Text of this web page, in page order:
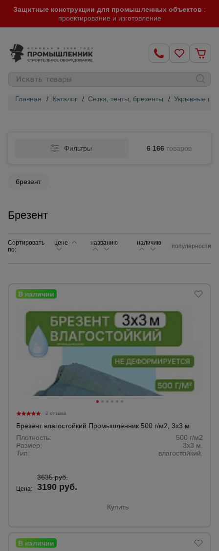
Защитные конструкции для промышленных объектов :
проектирование и изготовление
Главная / Каталог / Сетка, тенты, брезенты / Укрывные
Фильтры 6 166 товаров
брезент
Брезент
Сортировать
по:
цене названию наличию популярности
2 отзыва
Брезент влагостойкий Промышленник 500 г/м2, 3х3 м
Плотность:
500 г/м2
Размер:
3х3 м.
Тип:
влагостойкий.
Цена:
3635 руб.
3190 руб.
Купить
Сетка,
тенты,
Грузоподъемное
оборудование
Мусоропровод
строительный
ламинированная
для
Каталог
всех
товаров